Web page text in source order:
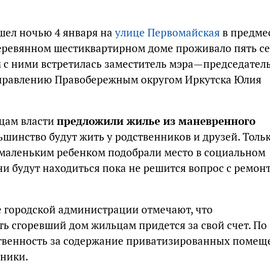
ночью 4 января наулице Первомайскаяв
шестиквартирном доме проживало пять
ними встретилась заместитель
Правобережным округом Иркутска Юлия
власти предложили жилье из маневренного
будут жить у родственников и друзей.
ребенком подобрали место в социальном
будут находиться пока не решится вопрос с
городской администрации отмечают, что
сгоревший дом жильцам придется за свой счет. По
за содержание приватизированных